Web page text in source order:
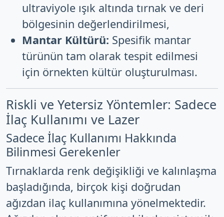
ultraviyole ışık altında tırnak ve deri
bölgesinin değerlendirilmesi,
Mantar Kültürü: Spesifik mantar
türünün tam olarak tespit edilmesi
için örnekten kültür oluşturulması.
Riskli ve Yetersiz Yöntemler: Sadece
İlaç Kullanımı ve Lazer
Sadece İlaç Kullanımı Hakkında
Bilinmesi Gerekenler
Tırnaklarda renk değişikliği ve kalınlaşma
başladığında, birçok kişi doğrudan
ağızdan ilaç kullanımına yönelmektedir.